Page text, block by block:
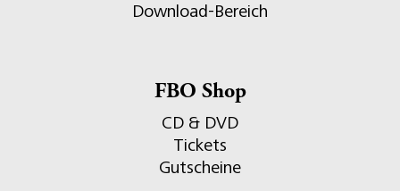
Download-Bereich
FBO Shop
CD & DVD
Tickets
Gutscheine